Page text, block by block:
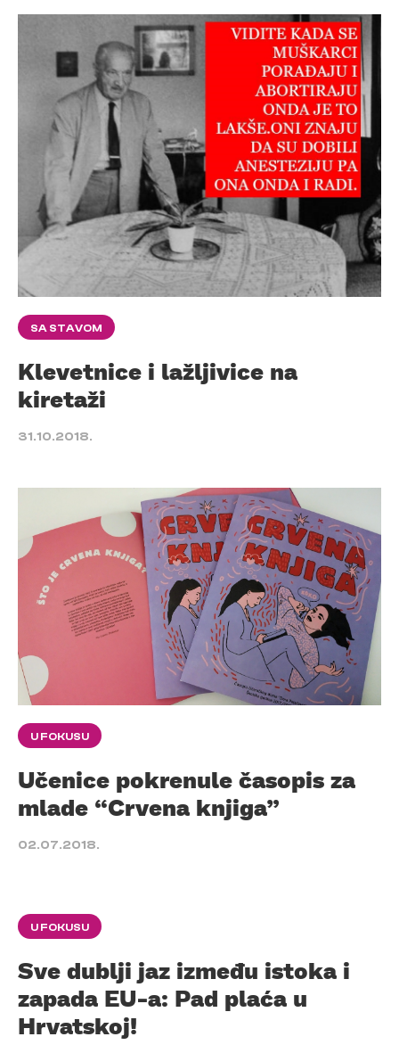
SA STAVOM
Klevetnice i lažljivice na
kiretaži
31.10.2018.
U FOKUSU
Učenice pokrenule časopis za
mlade “Crvena knjiga”
02.07.2018.
U FOKUSU
Sve dublji jaz između istoka i
zapada EU-a: Pad plaća u
Hrvatskoj!